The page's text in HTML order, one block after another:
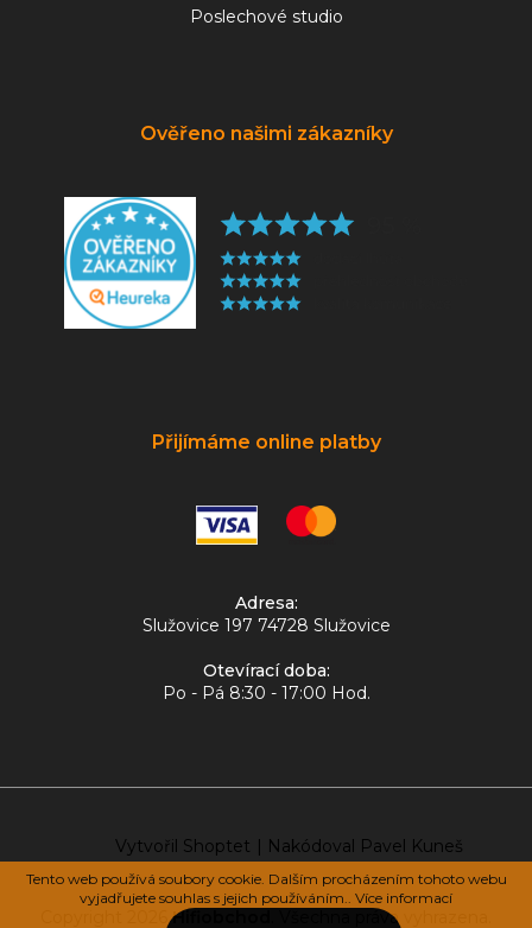
Tento web používá soubory cookie. Dalším procházením tohoto webu
vyjadřujete souhlas s jejich používáním.. Více informací
Poslechové studio
Ověřeno našimi zákazníky
Přijímáme online platby
Adresa:
Služovice 197 74728 Služovice
Otevírací doba:
Po - Pá 8:30 - 17:00 Hod.
Vytvořil Shoptet | Nakódoval Pavel Kuneš
Copyright 2026Hifiobchod . Všechna práva vyhrazena.